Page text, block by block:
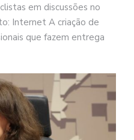
em discussões no
Internet A criação de
que fazem entrega